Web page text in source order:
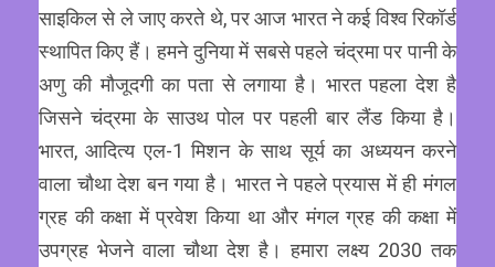
साइकिल से ले जाए करते थे, पर आज भारत ने कई विश्व रिकॉर्ड
स्थापित किए हैं। हमने दुनिया में सबसे पहले चंद्रमा पर पानी के
अणु की मौजूदगी का पता से लगाया है। भारत पहला देश है
जिसने चंद्रमा के साउथ पोल पर पहली बार लैंड किया है।
भारत, आदित्य एल-1 मिशन के साथ सूर्य का अध्ययन करने
वाला चौथा देश बन गया है। भारत ने पहले प्रयास में ही मंगल
ग्रह की कक्षा में प्रवेश किया था और मंगल ग्रह की कक्षा में
उपग्रह भेजने वाला चौथा देश है। हमारा लक्ष्य 2030 तक